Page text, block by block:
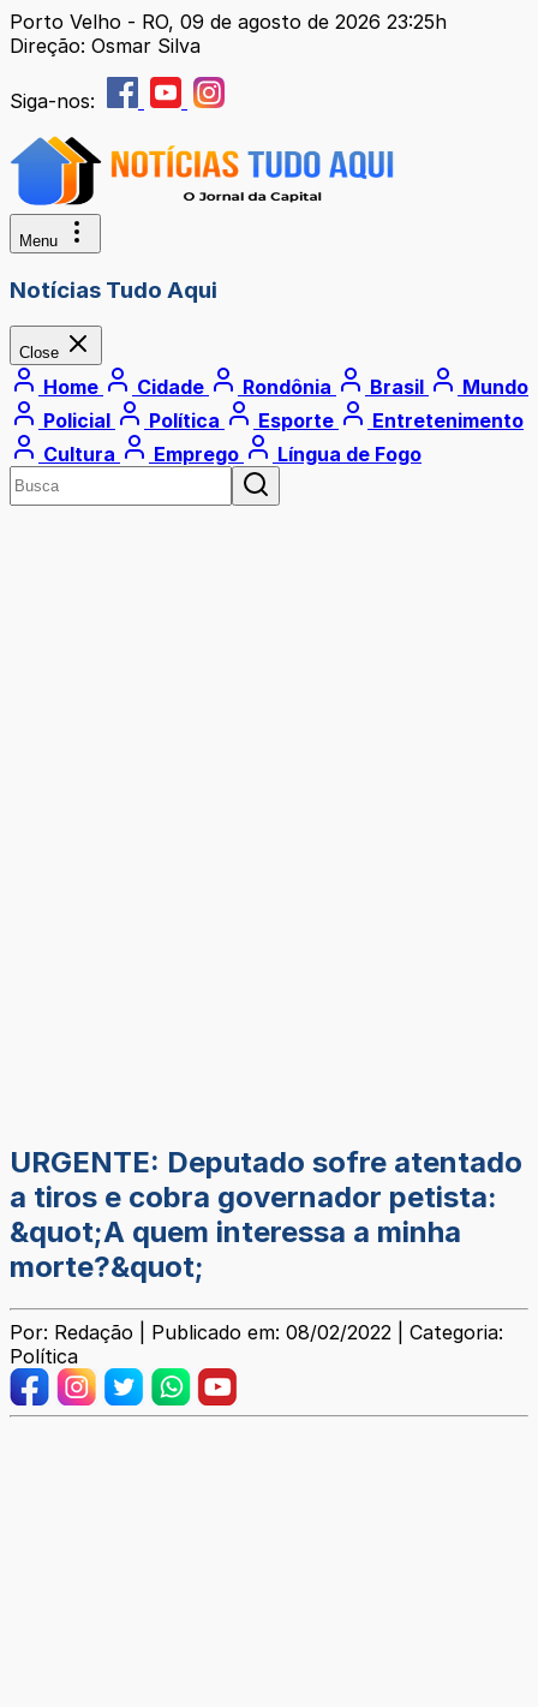
Porto Velho - RO, 09 de agosto de 2026 23:25h
Direção: Osmar Silva
Siga-nos:
Menu
Notícias Tudo Aqui
Close
Home Cidade Rondônia Brasil
Mundo
Policial
Política Esporte
Entretenimento
Cultura
Emprego Língua de Fogo
URGENTE: Deputado sofre atentado
a tiros e cobra governador petista:
&quot;A quem interessa a minha
morte?&quot;
Por: Redação | Publicado em: 08/02/2022 | Categoria:
Política